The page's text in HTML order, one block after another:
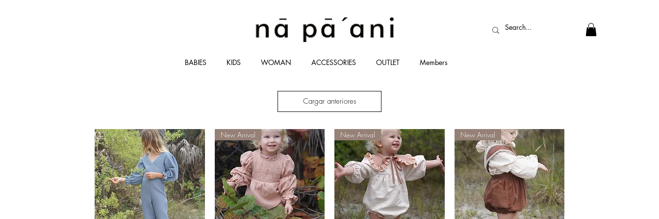
BABIES KIDS WOMAN ACCESSORIES OUTLET Members
Cargar anteriores
New Arrival New Arrival New Arrival